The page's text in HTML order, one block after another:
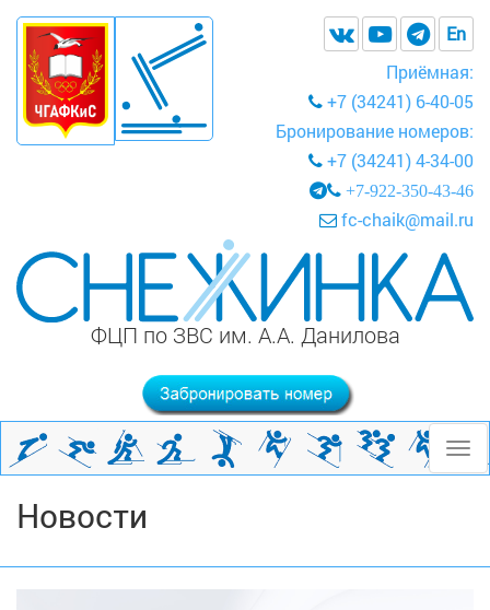
En
Приёмная:
+7 (34241) 6-40-05
Бронирование номеров:
+7 (34241) 4-34-00
+7-922-350-43-46
fc-chaik@mail.ru
ФЦП по ЗВС им. А.А. Данилова
Новости